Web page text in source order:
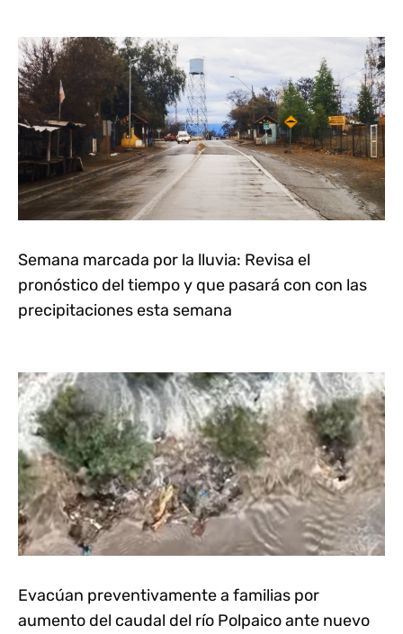
Semana marcada por la lluvia: Revisa el
pronóstico del tiempo y que pasará con con las
precipitaciones esta semana
Evacúan preventivamente a familias por
aumento del caudal del río Polpaico ante nuevo